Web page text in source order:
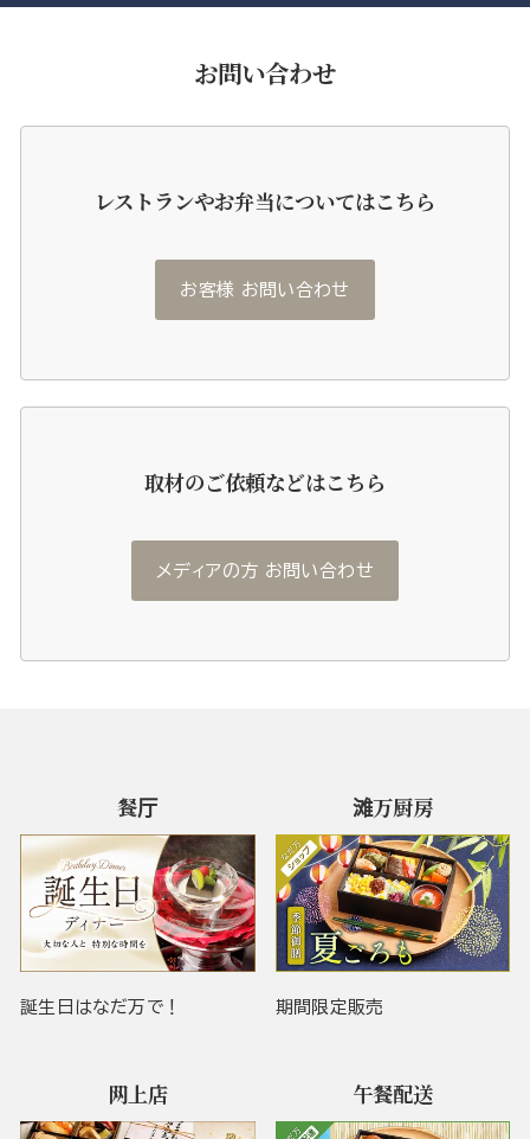
お問い合わせ
レストランやお弁当についてはこちら
お客様 お問い合わせ
取材のご依頼などはこちら
メディアの方 お問い合わせ
餐厅
誕生日はなだ万で！
滩万厨房
期間限定販売
网上店 午餐配送